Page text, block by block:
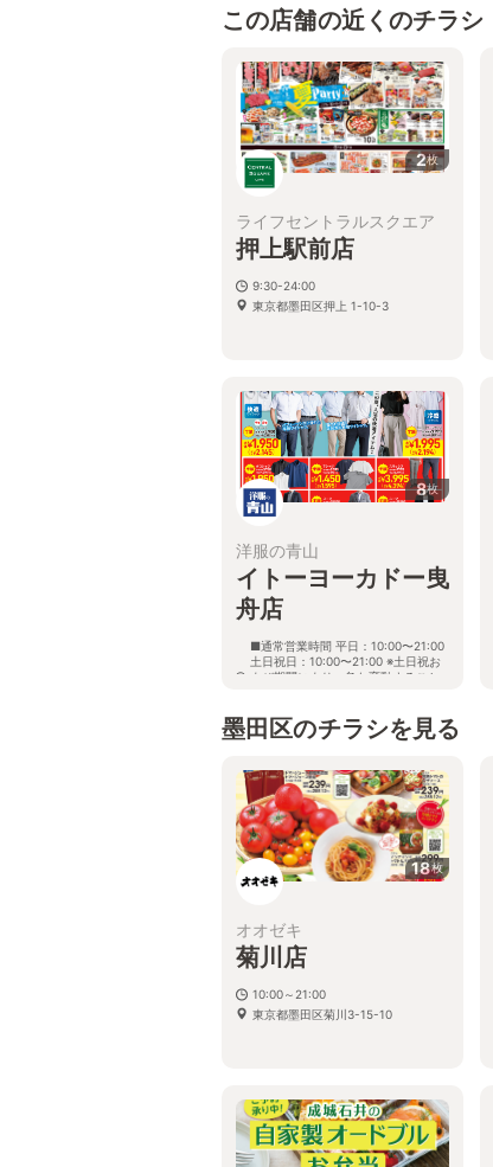
この店舗の近くのチラシ
2枚
ライフセントラルスクエア
押上駅前店
9:30-24:00
東京都墨田区押上 1-10-3
8枚
洋服の青山
イトーヨーカドー曳
舟店
■通常営業時間 平日：10:00〜21:00
土日祝日：10:00〜21:00 ※土日祝お
よび期間により、急な変動すること
東京都墨田区京島一丁目2番1号 イ
トーヨーカドー曳舟店３階
墨田区のチラシを見る
18枚
オオゼキ
菊川店
10:00～21:00
東京都墨田区菊川3-15-10